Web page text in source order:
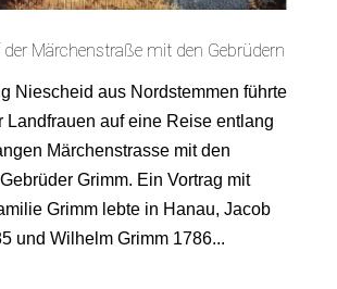
der Märchenstraße mit den Gebrüdern
Niescheid aus Nordstemmen führte
Landfrauen auf eine Reise entlang
Märchenstrasse mit den
Grimm. Ein Vortrag mit
Grimm lebte in Hanau, Jacob
und Wilhelm Grimm 1786...